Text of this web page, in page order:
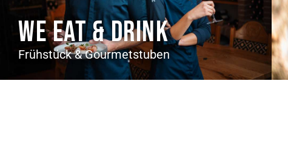
WE EAT & DRINK
Frühstück & Gourmetstuben